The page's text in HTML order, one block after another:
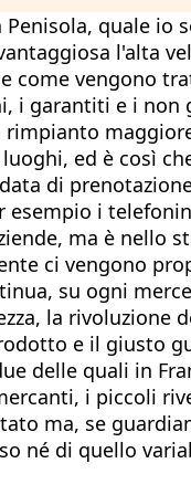
quale
l'alta
come vengono
i garantiti e i
ed è così
di
i
ma è nello
ci vengono
su ogni
la rivoluzione
e il giusto
delle quali in
i piccoli
ma, se
né di quello